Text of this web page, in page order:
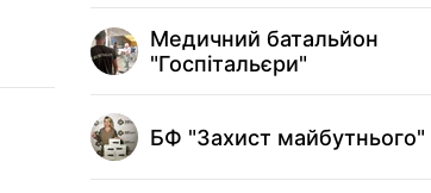
Медичний батальйон
"Госпітальєри"
БФ "Захист майбутнього"